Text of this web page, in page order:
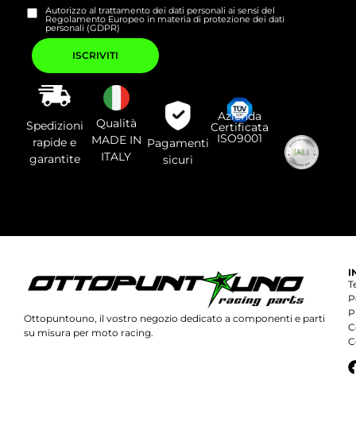
Autorizzo al trattamento dei dati personali ai sensi del
Regolamento Europeo in materia di protezione dei dati
personali (GDPR)
Si
prega
di
lasciare
vuoto
questo
campo.
Spedizioni
rapide e
garantite
Qualità
MADE IN
ITALY
Pagamenti
sicuri
Azienda
Certificata
ISO9001
Ottopuntouno, il vostro negozio dedicato a componenti e parti
su misura per moto racing.